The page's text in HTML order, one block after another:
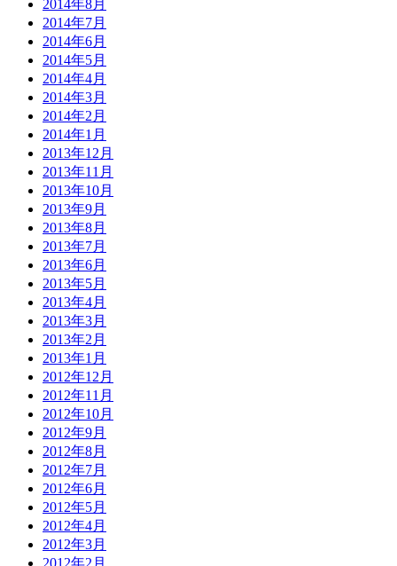
2014年8月
2014年7月
2014年6月
2014年5月
2014年4月
2014年3月
2014年2月
2014年1月
2013年12月
2013年11月
2013年10月
2013年9月
2013年8月
2013年7月
2013年6月
2013年5月
2013年4月
2013年3月
2013年2月
2013年1月
2012年12月
2012年11月
2012年10月
2012年9月
2012年8月
2012年7月
2012年6月
2012年5月
2012年4月
2012年3月
2012年2月